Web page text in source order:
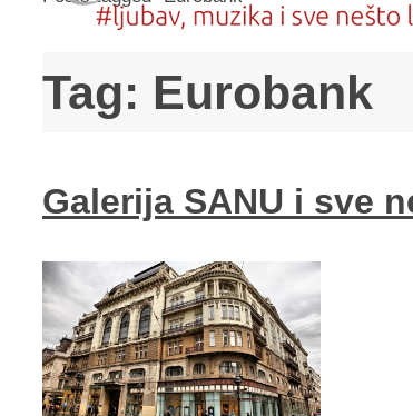
Tag: Eurobank
Galerija SANU i sve